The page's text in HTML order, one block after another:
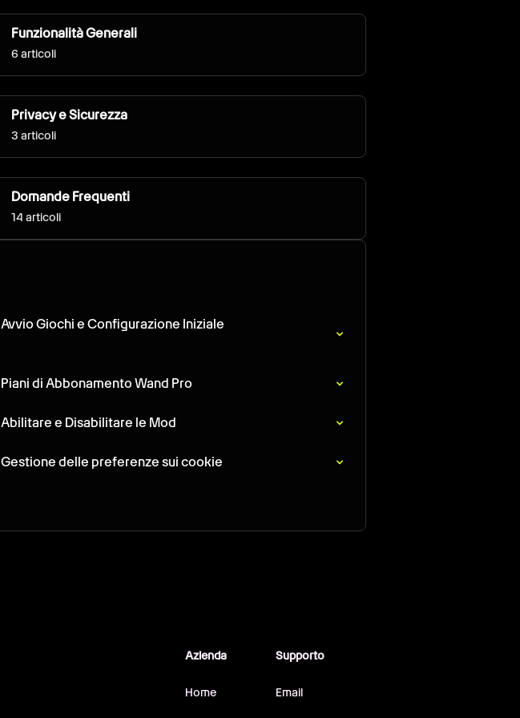
Funzionalità Generali
6 articoli
Privacy e Sicurezza
3 articoli
Domande Frequenti
14 articoli
Avvio Giochi e Configurazione Iniziale
Piani di Abbonamento Wand Pro
Abilitare e Disabilitare le Mod
Gestione delle preferenze sui cookie
Azienda
Home
Supporto
Email